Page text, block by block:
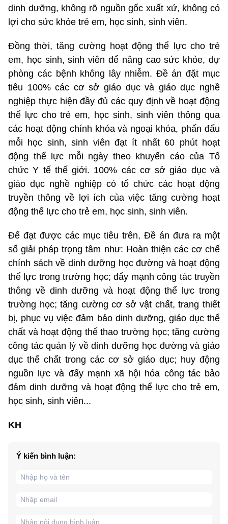
dinh dưỡng, không rõ nguồn gốc xuất xứ, không có
lợi cho sức khỏe trẻ em, học sinh, sinh viên.
Đồng thời, tăng cường hoạt động thể lực cho trẻ
em, học sinh, sinh viên để nâng cao sức khỏe, dự
phòng các bệnh không lây nhiễm. Đề án đặt mục
tiêu 100% các cơ sở giáo dục và giáo dục nghề
nghiệp thực hiện đầy đủ các quy định về hoạt động
thể lực cho trẻ em, học sinh, sinh viên thông qua
các hoạt động chính khóa và ngoại khóa, phấn đấu
mỗi học sinh, sinh viên đạt ít nhất 60 phút hoạt
động thể lực mỗi ngày theo khuyến cáo của Tổ
chức Y tế thế giới. 100% các cơ sở giáo dục và
giáo dục nghề nghiệp có tổ chức các hoạt động
truyền thông về lợi ích của việc tăng cường hoạt
động thể lực cho trẻ em, học sinh, sinh viên.
Để đạt được các mục tiêu trên, Đề án đưa ra một
số giải pháp trọng tâm như: Hoàn thiện các cơ chế
chính sách về dinh dưỡng học đường và hoạt động
thể lực trong trường học; đẩy mạnh công tác truyền
thông về dinh dưỡng và hoạt động thể lực trong
trường học; tăng cường cơ sở vật chất, trang thiết
bị, phục vụ việc đảm bảo dinh dưỡng, giáo dục thể
chất và hoạt động thể thao trường học; tăng cường
công tác quản lý về dinh dưỡng học đường và giáo
dục thể chất trong các cơ sở giáo dục; huy động
nguồn lực và đẩy mạnh xã hội hóa công tác bảo
đảm dinh dưỡng và hoạt động thể lực cho trẻ em,
học sinh, sinh viên...
KH
Ý kiến bình luận: